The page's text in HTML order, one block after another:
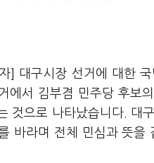
] 대구시장 선거에 대한
에서 김부겸 민주당 후보
것으로 나타났습니다. 대
바라며 전체 민심과 뜻을